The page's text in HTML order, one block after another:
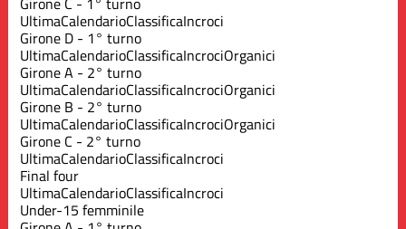
UltimaCalendarioClassificaIncroci
Girone D - 1° turno
UltimaCalendarioClassificaIncrociOrganici
Girone A - 2° turno
UltimaCalendarioClassificaIncrociOrganici
Girone B - 2° turno
UltimaCalendarioClassificaIncrociOrganici
Girone C - 2° turno
UltimaCalendarioClassificaIncroci
Final four
UltimaCalendarioClassificaIncroci
Under-15 femminile